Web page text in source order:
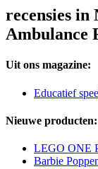
recensies in
Ambulance
Uit ons magazine:
Educatief
Nieuwe producten:
LEGO ONE
Barbie